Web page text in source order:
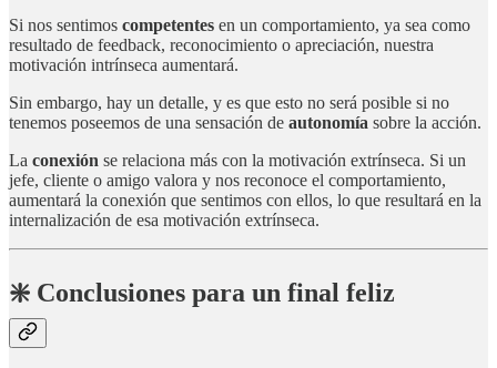
Si nos sentimos competentes en un comportamiento, ya sea como
resultado de feedback, reconocimiento o apreciación, nuestra
motivación intrínseca aumentará.
Sin embargo, hay un detalle, y es que esto no será posible si no
tenemos poseemos de una sensación de autonomía sobre la acción.
La conexión se relaciona más con la motivación extrínseca. Si un
jefe, cliente o amigo valora y nos reconoce el comportamiento,
aumentará la conexión que sentimos con ellos, lo que resultará en la
internalización de esa motivación extrínseca.
❇️ Conclusiones para un final feliz